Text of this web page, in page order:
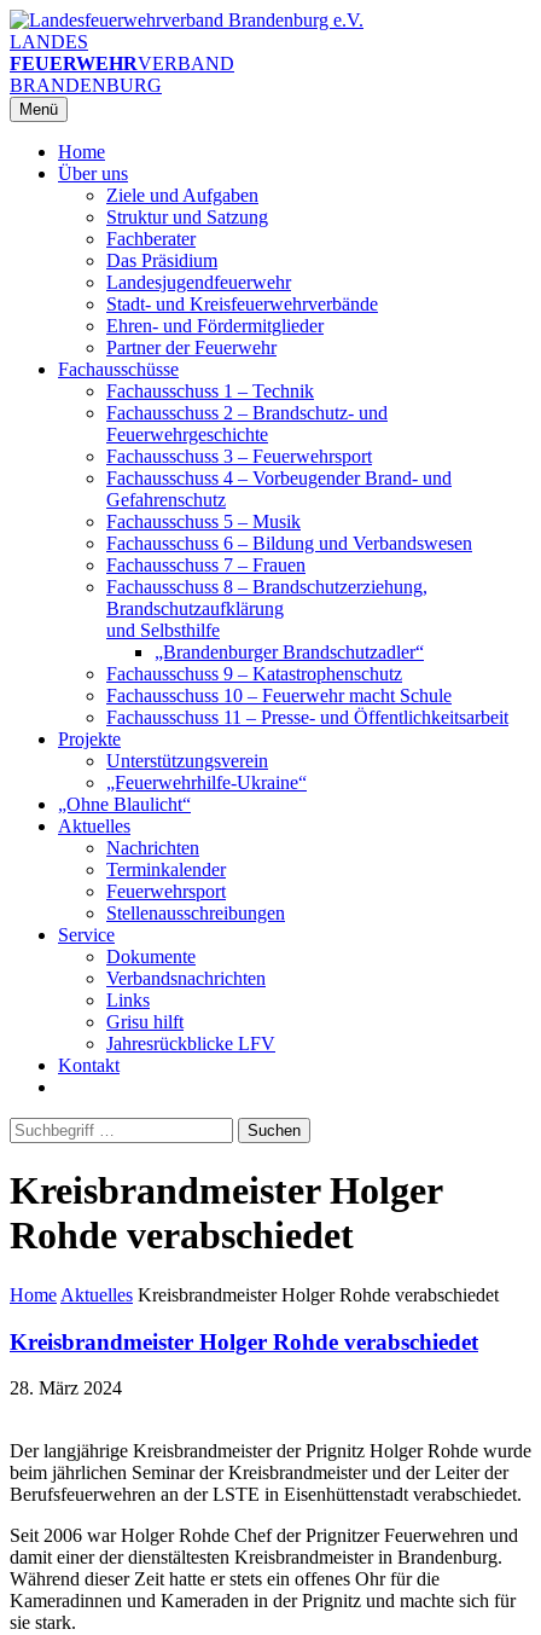
Zum
Inhalt
springen
LANDES
FEUERWEHRVERBAND
BRANDENBURG
Menü
Home
Über uns
Ziele und Aufgaben
Struktur und Satzung
Fachberater
Das Präsidium
Landesjugendfeuerwehr
Stadt- und Kreisfeuerwehrverbände
Ehren- und Fördermitglieder
Partner der Feuerwehr
Fachausschüsse
Fachausschuss 1 – Technik
Fachausschuss 2 – Brandschutz- und
Feuerwehrgeschichte
Fachausschuss 3 – Feuerwehrsport
Fachausschuss 4 – Vorbeugender Brand- und
Gefahrenschutz
Fachausschuss 5 – Musik
Fachausschuss 6 – Bildung und Verbandswesen
Fachausschuss 7 – Frauen
Fachausschuss 8 – Brandschutzerziehung,
Brandschutzaufklärung
und Selbsthilfe
„Brandenburger Brandschutzadler“
Fachausschuss 9 – Katastrophenschutz
Fachausschuss 10 – Feuerwehr macht Schule
Fachausschuss 11 – Presse- und Öffentlichkeitsarbeit
Projekte
Unterstützungsverein
„Feuerwehrhilfe-Ukraine“
„Ohne Blaulicht“
Aktuelles
Nachrichten
Terminkalender
Feuerwehrsport
Stellenausschreibungen
Service
Dokumente
Verbandsnachrichten
Links
Grisu hilft
Jahresrückblicke LFV
Kontakt
Suchen
Kreisbrandmeister Holger
Rohde verabschiedet
Home Aktuelles Kreisbrandmeister Holger Rohde verabschiedet
Kreisbrandmeister Holger Rohde verabschiedet
28. März 2024
Der langjährige Kreisbrandmeister der Prignitz Holger Rohde wurde
beim jährlichen Seminar der Kreisbrandmeister und der Leiter der
Berufsfeuerwehren an der LSTE in Eisenhüttenstadt verabschiedet.
Seit 2006 war Holger Rohde Chef der Prignitzer Feuerwehren und
damit einer der dienstältesten Kreisbrandmeister in Brandenburg.
Während dieser Zeit hatte er stets ein offenes Ohr für die
Kameradinnen und Kameraden in der Prignitz und machte sich für
sie stark.